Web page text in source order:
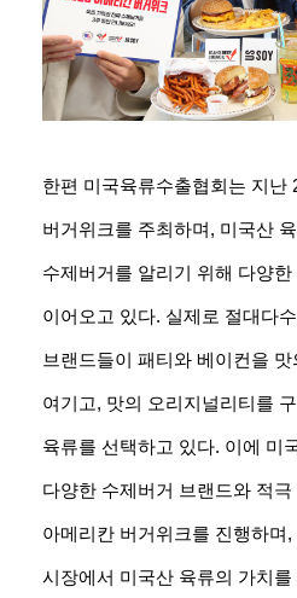
한편 미국육류수출협회는 지난
버거위크를 주최하며, 미국산
수제버거를 알리기 위해 다양
이어오고 있다. 실제로 절대다
브랜드들이 패티와 베이컨을
여기고, 맛의 오리지널리티를
육류를 선택하고 있다. 이에 미
다양한 수제버거 브랜드와 적
아메리칸 버거위크를 진행하며,
시장에서 미국산 육류의 가치